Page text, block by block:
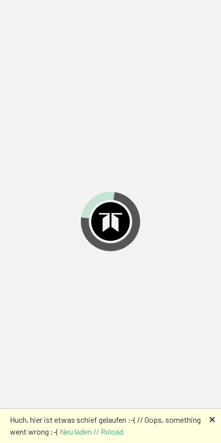
Huch, hier ist etwas schief gelaufen :-( // Oops, something
went wrong :-( Neu laden // Reload
🗙